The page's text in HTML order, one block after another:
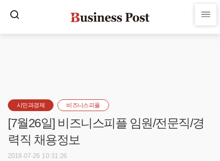
시민과경제 비즈니스피플
[7월26일] 비즈니스피플 임원/전문직/경
력직 채용정보
2018-07-26 10:31:26